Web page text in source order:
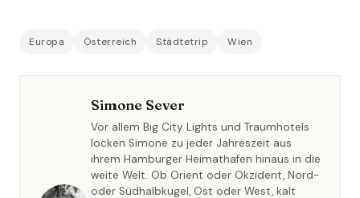
Europa Österreich Städtetrip Wien
Simone Sever
Vor allem Big City Lights und Traumhotels
locken Simone zu jeder Jahreszeit aus
ihrem Hamburger Heimathafen hinaus in die
weite Welt. Ob Orient oder Okzident, Nord-
oder Südhalbkugel, Ost oder West, kalt